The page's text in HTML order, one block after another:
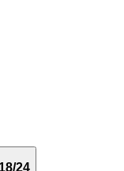
18/24